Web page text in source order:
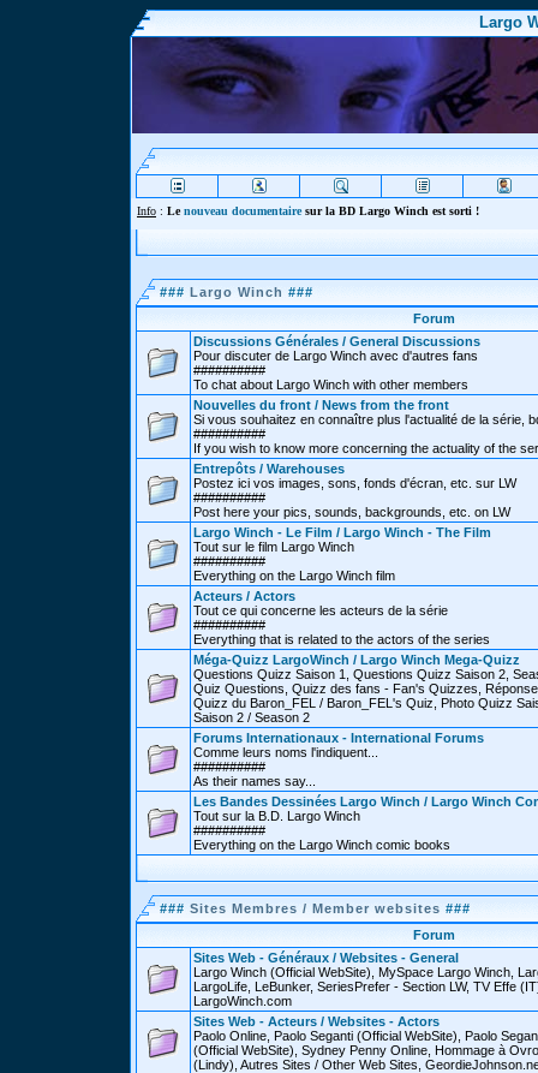
Largo
Info : Lenouveau documentairesur la BD Largo Winch est sorti !
### Largo Winch ###
Forum
Discussions Générales / General Discussions
Pour discuter de Largo Winch avec d'autres fans
##########
To chat about Largo Winch with other members
Nouvelles du front / News from the front
Si vous souhaitez en connaître plus l'actualité de la série,
##########
If you wish to know more concerning the actuality of the
Entrepôts / Warehouses
Postez ici vos images, sons, fonds d'écran, etc. sur LW
##########
Post here your pics, sounds, backgrounds, etc. on LW
Largo Winch - Le Film / Largo Winch - The Film
Tout sur le film Largo Winch
##########
Everything on the Largo Winch film
Acteurs / Actors
Tout ce qui concerne les acteurs de la série
##########
Everything that is related to the actors of the series
Méga-Quizz LargoWinch / Largo Winch Mega-Quizz
Questions Quizz Saison 1, Questions Quizz Saison 2,
Quiz Questions, Quizz des fans - Fan's Quizzes,
Quizz du Baron_FEL / Baron_FEL's Quiz, Photo Quizz
Saison 2 / Season 2
Forums Internationaux - International Forums
Comme leurs noms l'indiquent...
##########
As their names say...
Les Bandes Dessinées Largo Winch / Largo Winch
Tout sur la B.D. Largo Winch
##########
Everything on the Largo Winch comic books
### Sites Membres / Member websites ###
Forum
Sites Web - Généraux / Websites - General
Largo Winch (Official WebSite), MySpace Largo Winch,
LargoLife, LeBunker, SeriesPrefer - Section LW, TV Effe
LargoWinch.com
Sites Web - Acteurs / Websites - Actors
Paolo Online, Paolo Seganti (Official WebSite), Paolo
(Official WebSite), Sydney Penny Online, Hommage à
(Lindy), Autres Sites / Other Web Sites,